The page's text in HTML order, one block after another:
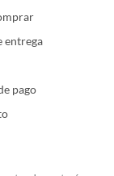
entrega
pago